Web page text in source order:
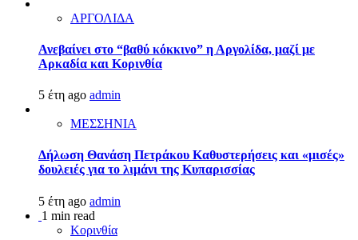
ΑΡΓΟΛΙΔΑ
Ανεβαίνει στο “βαθύ κόκκινο” η Αργολίδα, μαζί με
Αρκαδία και Κορινθία
5 έτη ago admin
ΜΕΣΣΗΝΙΑ
Δήλωση Θανάση Πετράκου Καθυστερήσεις και «μισές»
δουλειές για το λιμάνι της Κυπαρισσίας
5 έτη ago admin
1 min read
Κορινθία